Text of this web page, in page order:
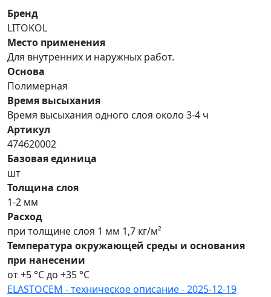
Бренд
LITOKOL
Место применения
Для внутренних и наружных работ.
Основа
Полимерная
Время высыхания
Время высыхания одного слоя около 3-4 ч
Артикул
474620002
Базовая единица
шт
Толщина слоя
1-2 мм
Расход
при толщине слоя 1 мм 1,7 кг/м²
Температура окружающей среды и основания
при нанесении
от +5 °С до +35 °С
ELASTOCEM - техническое описание - 2025-12-19